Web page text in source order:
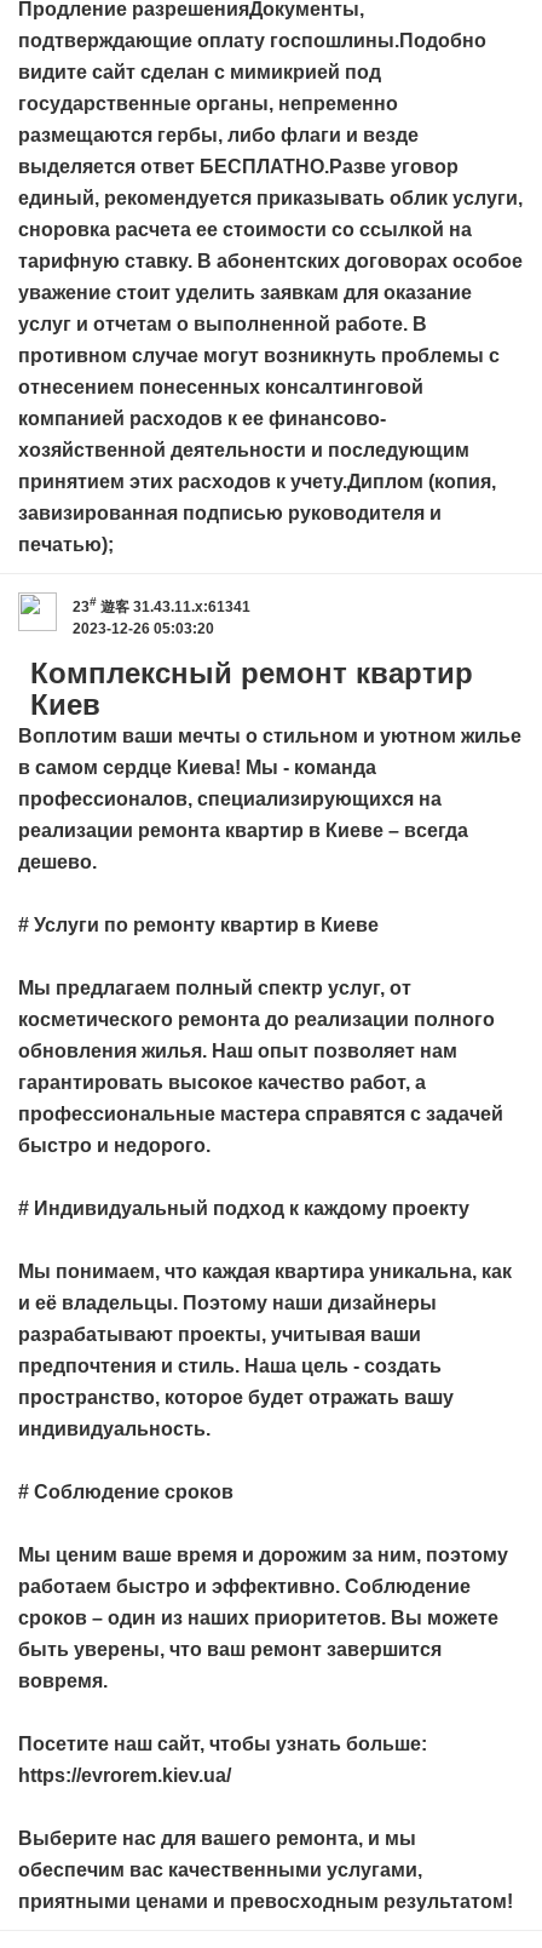
Продление разрешенияДокументы,
подтверждающие оплату госпошлины.Подобно
видите сайт сделан с мимикрией под
государственные органы, непременно
размещаются гербы, либо флаги и везде
выделяется ответ БЕСПЛАТНО.Разве уговор
единый, рекомендуется приказывать облик услуги,
сноровка расчета ее стоимости со ссылкой на
тарифную ставку. В абонентских договорах особое
уважение стоит уделить заявкам для оказание
услуг и отчетам о выполненной работе. В
противном случае могут возникнуть проблемы с
отнесением понесенных консалтинговой
компанией расходов к ее финансово-
хозяйственной деятельности и последующим
принятием этих расходов к учету.Диплом (копия,
завизированная подписью руководителя и
печатью);
23# 遊客 31.43.11.x:61341
2023-12-26 05:03:20
Комплексный ремонт квартир
Киев
Воплотим ваши мечты о стильном и уютном жилье
в самом сердце Киева! Мы - команда
профессионалов, специализирующихся на
реализации ремонта квартир в Киеве – всегда
дешево.
# Услуги по ремонту квартир в Киеве
Мы предлагаем полный спектр услуг, от
косметического ремонта до реализации полного
обновления жилья. Наш опыт позволяет нам
гарантировать высокое качество работ, а
профессиональные мастера справятся с задачей
быстро и недорого.
# Индивидуальный подход к каждому проекту
Мы понимаем, что каждая квартира уникальна, как
и её владельцы. Поэтому наши дизайнеры
разрабатывают проекты, учитывая ваши
предпочтения и стиль. Наша цель - создать
пространство, которое будет отражать вашу
индивидуальность.
# Соблюдение сроков
Мы ценим ваше время и дорожим за ним, поэтому
работаем быстро и эффективно. Соблюдение
сроков – один из наших приоритетов. Вы можете
быть уверены, что ваш ремонт завершится
вовремя.
Посетите наш сайт, чтобы узнать больше:
https://evrorem.kiev.ua/
Выберите нас для вашего ремонта, и мы
обеспечим вас качественными услугами,
приятными ценами и превосходным результатом!